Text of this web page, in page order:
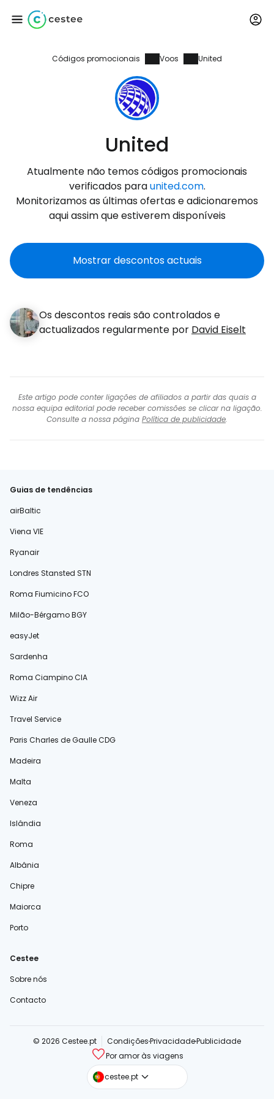
Códigos promocionais Voos United
United
Atualmente não temos códigos promocionais
verificados paraunited.com.
Monitorizamos as últimas ofertas e adicionaremos
aqui assim que estiverem disponíveis
Mostrar descontos actuais
Os descontos reais são controlados e
actualizados regularmente por David Eiselt
Este artigo pode conter ligações de afiliados a partir das quais a
nossa equipa editorial pode receber comissões se clicar na ligação.
Consulte a nossa página Política de publicidade.
Guias de tendências
airBaltic
Viena VIE
Ryanair
Londres Stansted STN
Roma Fiumicino FCO
Milão-Bérgamo BGY
easyJet
Sardenha
Roma Ciampino CIA
Wizz Air
Travel Service
Paris Charles de Gaulle CDG
Madeira
Malta
Veneza
Islândia
Roma
Albânia
Chipre
Maiorca
Porto
Cestee
Sobre nós
Contacto
© 2026 Cestee.pt CondiçõesPrivacidadePublicidade
Por amor às viagens
cestee.pt
cestee.com
cestee.sk
Iniciar sessão no
... a comunidade mundial de viajantes
Continuar com o Google
Continuar com o Facebook
Continuar com o correio
eletrónico